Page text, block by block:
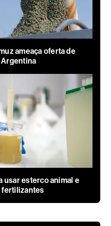
ameaça oferta de
usar esterco animal e
fertilizantes